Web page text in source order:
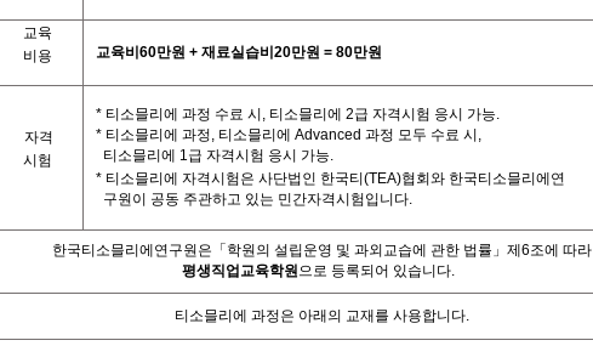
교육
비용
교육비 60만원 + 재료실습비 20만원 = 80만원
자격
시험
* 티소믈리에 과정 수료 시 , 티소믈리에 2급 자격시험 응시 가능.
* 티소믈리에 과정, 티소믈리에 Advanced 과정 모두 수료 시 ,
티소믈리에 1급 자격시험 응시 가능.
* 티소믈리에 자격시험은 사단법인 한국티 (TEA)협회와 한국티소믈리에연
구원이
공동 주관하고 있는 민간자격시험입니다.
한국티소믈리에연구원은「학원의 설립운영 및 과외교습에 관한 법률」제 6조에 따라
평생직업교육학원으로 등록되어 있습니다.
티소믈리에 과정은 아래의 교재를 사용합니다.